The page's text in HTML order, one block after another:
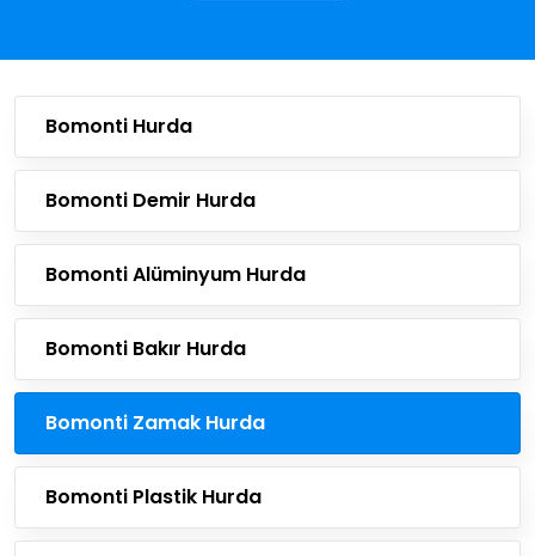
Bomonti Hurda
Bomonti Demir Hurda
Bomonti Alüminyum Hurda
Bomonti Bakır Hurda
Bomonti Zamak Hurda
Bomonti Plastik Hurda